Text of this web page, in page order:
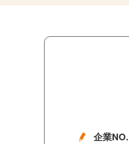
企業NO.